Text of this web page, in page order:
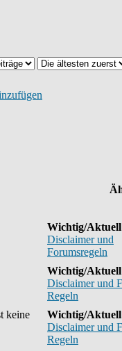
Wichtig/
Disclaimer und
Forumsregeln
Wichtig/
Disclaimer und
Regeln
Wichtig/
Disclaimer und
Regeln